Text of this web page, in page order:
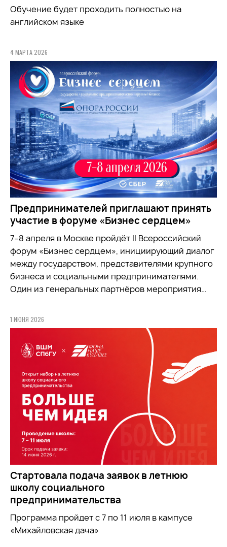
Обучение будет проходить полностью на
английском языке
4 МАРТА 2026
Предпринимателей приглашают принять
участие в форуме «Бизнес сердцем»
7–8 апреля в Москве пройдёт II Всероссийский
форум «Бизнес сердцем», инициирующий диалог
между государством, представителями крупного
бизнеса и социальными предпринимателями.
Один из генеральных партнёров мероприятия…
1 ИЮНЯ 2026
Стартовала подача заявок в летнюю
школу социального
предпринимательства
Программа пройдет с 7 по 11 июля в кампусе
«Михайловская дача»